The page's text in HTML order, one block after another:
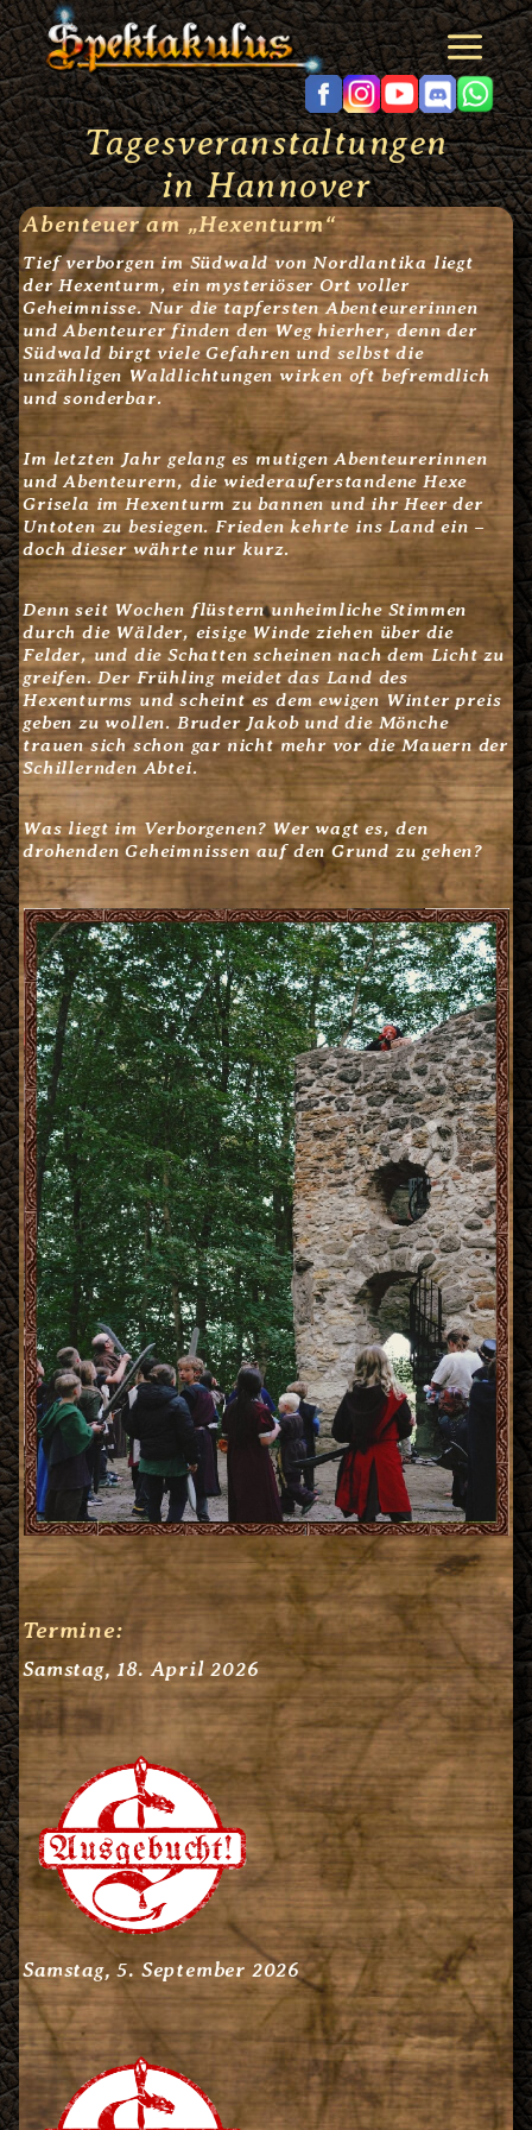
Zum
Inhalt
springen
Tagesveranstaltungen
in Hannover
Abenteuer am „Hexenturm“
Tief verborgen im Südwald von Nordlantika liegt
der Hexenturm, ein mysteriöser Ort voller
Geheimnisse. Nur die tapfersten Abenteurerinnen
und Abenteurer finden den Weg hierher, denn der
Südwald birgt viele Gefahren und selbst die
unzähligen Waldlichtungen wirken oft befremdlich
und sonderbar.
Im letzten Jahr gelang es mutigen Abenteurerinnen
und Abenteurern, die wiederauferstandene Hexe
Grisela im Hexenturm zu bannen und ihr Heer der
Untoten zu besiegen. Frieden kehrte ins Land ein –
doch dieser währte nur kurz.
Denn seit Wochen flüstern unheimliche Stimmen
durch die Wälder, eisige Winde ziehen über die
Felder, und die Schatten scheinen nach dem Licht zu
greifen. Der Frühling meidet das Land des
Hexenturms und scheint es dem ewigen Winter preis
geben zu wollen. Bruder Jakob und die Mönche
trauen sich schon gar nicht mehr vor die Mauern der
Schillernden Abtei.
Was liegt im Verborgenen? Wer wagt es, den
drohenden Geheimnissen auf den Grund zu gehen?
Termine:
Samstag,18. April 2026
Samstag,5. September 2026